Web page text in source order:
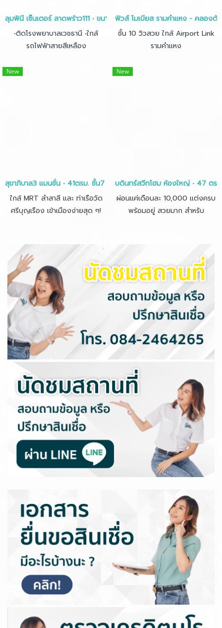
ลุมพินี เซ็นเตอร์ ลาดพร้าว111 • ขนาด 28ตร.ม.
•ติดโรงพยาบาลเวชธานี •ใกล้
รถไฟฟ้าสายสีเหลือง
ฟิวส์ โมเบียส รามคำแหง - คลองตั
ชั้น 10 วิวสวย ใกล้ Airport Link
รามคำแหง
New
สุขาภิบาล3 แมนชั่น • 41ตรม. ชั้น7 • 1นอน 1น้ำ
ใกล้ MRT ลำสาลี และ ท่าเรือวัด
ศรีบุญเรือง เข้าเมืองง่ายสุด ๆ!
New
บดินทร์สวีทโฮม ห้องใหญ่ • 47 ตร
ผ่อนแค่เดือนละ 10,000 แต่งครบ
พร้อมอยู่ สวยมาก สำหรับ